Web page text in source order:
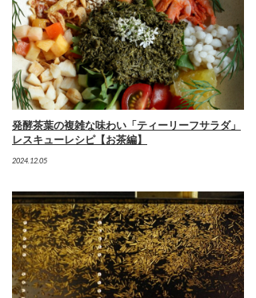
発酵茶葉の複雑な味わい「ティーリーフサラダ」
レスキューレシピ【お茶編】
2024.12.05